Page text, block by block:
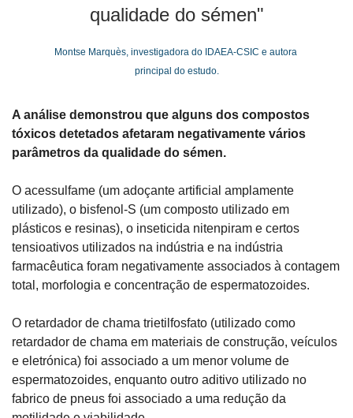
qualidade do sémen"
Montse Marquès, investigadora do IDAEA-CSIC e autora
principal do estudo.
A análise demonstrou que alguns dos compostos
tóxicos detetados afetaram negativamente vários
parâmetros da qualidade do sémen.
O acessulfame (um adoçante artificial amplamente
utilizado), o bisfenol-S (um composto utilizado em
plásticos e resinas), o inseticida nitenpiram e certos
tensioativos utilizados na indústria e na indústria
farmacêutica foram negativamente associados à contagem
total, morfologia e concentração de espermatozoides.
O retardador de chama trietilfosfato (utilizado como
retardador de chama em materiais de construção, veículos
e eletrónica) foi associado a um menor volume de
espermatozoides, enquanto outro aditivo utilizado no
fabrico de pneus foi associado a uma redução da